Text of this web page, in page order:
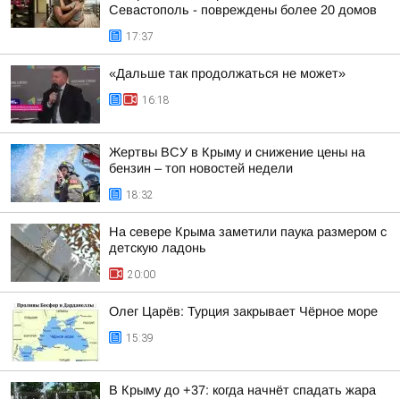
Севастополь - повреждены более 20 домов
17:37
«Дальше так продолжаться не может»
16:18
Жертвы ВСУ в Крыму и снижение цены на
бензин – топ новостей недели
18:32
На севере Крыма заметили паука размером с
детскую ладонь
20:00
Олег Царёв: Турция закрывает Чёрное море
15:39
В Крыму до +37: когда начнёт спадать жара